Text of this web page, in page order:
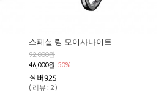
스페셜 링 모이사나이트
92,000원
46,000원 50%
( 리뷰 : 2 )